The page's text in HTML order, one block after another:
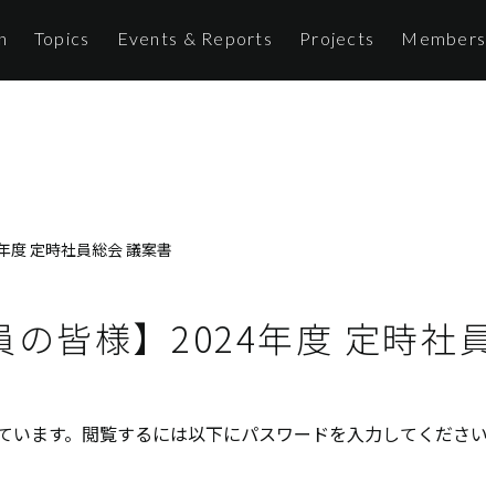
Topics Events & Reports Projects Members
度 定時社員総会 議案書
の皆様】2024年度 定時社
ます。閲覧するには以下にパスワードを入力してください